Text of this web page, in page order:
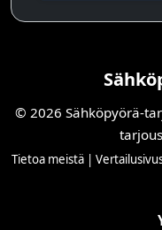
© 2026 Sähköpyörä-
Tietoa meistä|